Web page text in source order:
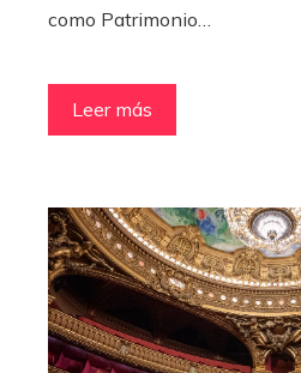
como Patrimonio…
Leer más